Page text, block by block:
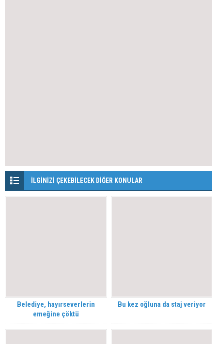
İLGİNİZİ ÇEKEBİLECEK DİĞER KONULAR
Belediye, hayırseverlerin
emeğine çöktü
Bu kez oğluna da staj veriyor